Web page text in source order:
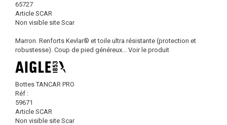
65727
Article SCAR
Non visible site Scar
Marron. Renforts Kevlar® et toile ultra résistante (protection et
robustesse). Coup de pied généreux... Voir le produit
Bottes TANCAR PRO
Réf :
59671
Article SCAR
Non visible site Scar